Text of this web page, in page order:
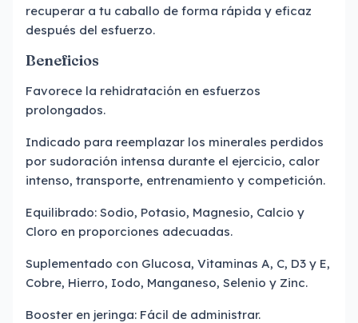
recuperar a tu caballo de forma rápida y eficaz
después del esfuerzo.
Beneficios
Favorece la rehidratación en esfuerzos
prolongados.
Indicado para reemplazar los minerales perdidos
por sudoración intensa durante el ejercicio, calor
intenso, transporte, entrenamiento y competición.
Equilibrado: Sodio, Potasio, Magnesio, Calcio y
Cloro en proporciones adecuadas.
Suplementado con Glucosa, Vitaminas A, C, D3 y E,
Cobre, Hierro, Iodo, Manganeso, Selenio y Zinc.
Booster en jeringa: Fácil de administrar.